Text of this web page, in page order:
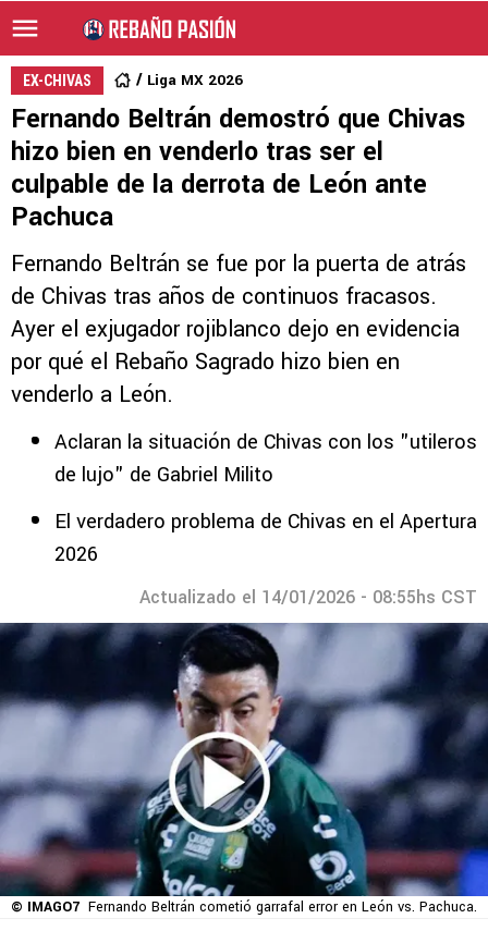
EX-CHIVAS Liga MX 2026
Fernando Beltrán demostró que Chivas
hizo bien en venderlo tras ser el
culpable de la derrota de León ante
Pachuca
Fernando Beltrán se fue por la puerta de atrás
de Chivas tras años de continuos fracasos.
Ayer el exjugador rojiblanco dejo en evidencia
por qué el Rebaño Sagrado hizo bien en
venderlo a León.
Aclaran la situación de Chivas con los "utileros
de lujo" de Gabriel Milito
El verdadero problema de Chivas en el Apertura
2026
Actualizado el 14/01/2026 - 08:55hs CST
© IMAGO7 Fernando Beltrán cometió garrafal error en León vs. Pachuca.